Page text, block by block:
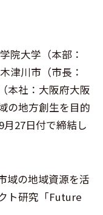
院大学（本部：
津川市（市長：
本社：大阪府大阪
の地方創生を目的
27日付で締結し
域の地域資源を活
ト研究「Future